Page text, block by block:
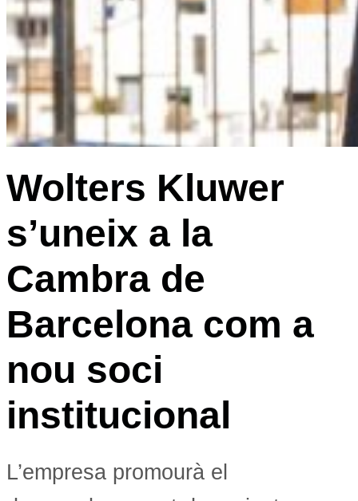
Wolters Kluwer
s’uneix a la
Cambra de
Barcelona com a
nou soci
institucional
L’empresa promourà el